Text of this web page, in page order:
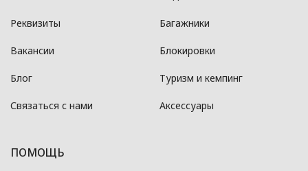
Реквизиты
Вакансии
Блог
Связаться с нами
Багажники
Блокировки
Туризм и кемпинг
Аксессуары
ПОМОЩЬ